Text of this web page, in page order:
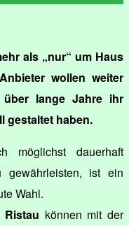
als „nur“ um Haus
wollen weiter
lange Jahre ihr
gestaltet haben.
möglichst dauerhaft
ist ein
Wahl.
Ristau können mit der